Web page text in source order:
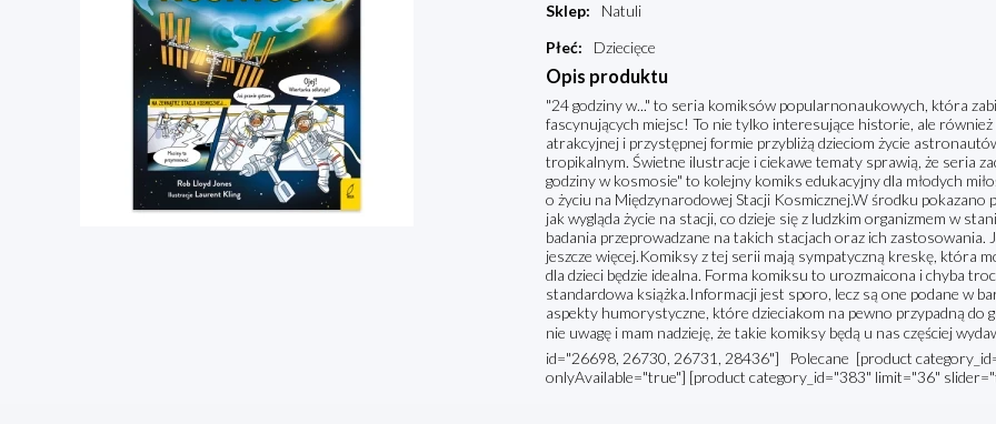
Sklep:
Natuli
Płeć: Dziecięce
Opis produktu
"24 godziny w..." to seria komiksów popularnonaukowych, która
fascynujących miejsc! To nie tylko interesujące historie, ale
atrakcyjnej i przystępnej formie przybliżą dzieciom życie
tropikalnym. Świetne ilustracje i ciekawe tematy sprawią, że seria
godziny w kosmosie" to kolejny komiks edukacyjny dla młodych
o życiu na Międzynarodowej Stacji Kosmicznej.W środku
jak wygląda życie na stacji, co dzieje się z ludzkim organizmem w
badania przeprowadzane na takich stacjach oraz ich
jeszcze więcej.Komiksy z tej serii mają sympatyczną kreskę, która
dla dzieci będzie idealna. Forma komiksu to urozmaicona i chyba
standardowa książka.Informacji jest sporo, lecz są one podane w
aspekty humorystyczne, które dzieciakom na pewno przypadną do
nie uwagę i mam nadzieję, że takie komiksy będą u nas częściej
id="26698, 26730, 26731, 28436"] Polecane [product
onlyAvailable="true"] [product category_id="383" limit="36"